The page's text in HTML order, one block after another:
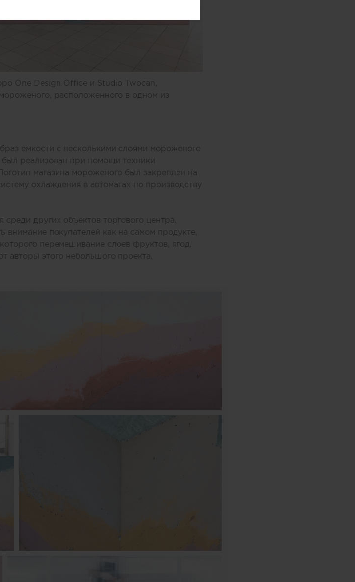
One Design Office и Studio Twocan,
расположенного в одном из
емкости с несколькими слоями мороженого
реализован при помощи техники
магазина мороженого был закреплен на
охлаждения в автоматах по производству
других объектов торгового центра.
внимание покупателей как на самом продукте,
перемешивание слоев фруктов, ягод,
авторы этого небольшого проекта.